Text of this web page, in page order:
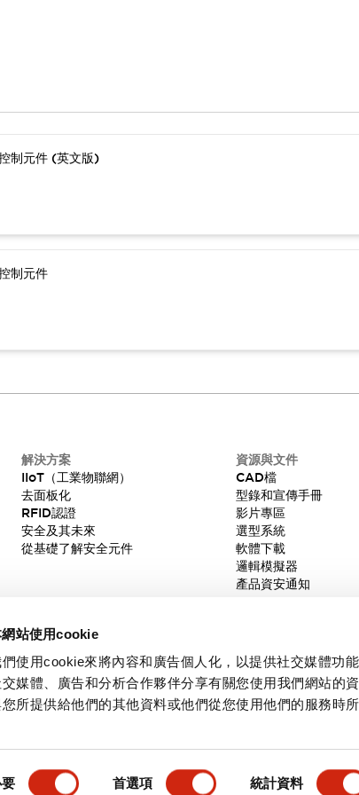
網站使用cookie
使用cookie來將內容和廣告個人化，以提供社交媒體功
媒體、廣告和分析合作夥伴分享有關您使用我們網站的
所提供給他們的其他資料或他們從您使用他們的服務時
首選項 統計資料
制元件 (英文版)
制元件
產品詳情 主要特點
解決方案
IIoT（工業物聯網）
去面板化
RFID認證
安全及其未來
從基礎了解安全元件
資源與文件
CAD檔
型錄和宣傳手冊
影片專區
選型系統
軟體下載
邏輯模擬器
產品資安通知
訂閱
策使用條款